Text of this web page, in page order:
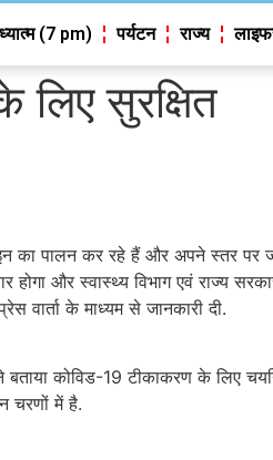
(7 pm) पर्यटन राज्य
सुरक्षित
पालन कर रहे हैं और अपने स्तर पर
होगा और स्वास्थ्य विभाग एवं
वार्ता के माध्यम से जानकारी दी.
कोविड-19 टीकाकरण के लिए
चरणों में है.